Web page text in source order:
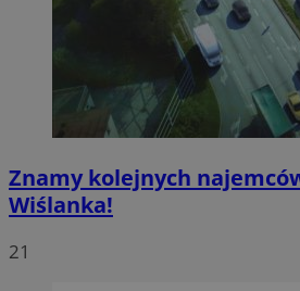
Znamy kolejnych
Wiślanka!
21